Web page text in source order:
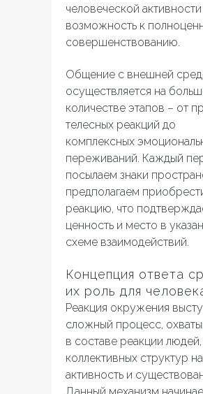
человеческой
возможность к
совершенствованию.
Общение с внешней
осуществляется на
количестве этапов – от
телесных реакций до
комплексных
переживаний. Каждый
посылаем знаки
предполагаем
реакцию, что
ценность и место в
схеме взаимодействий.
Концепция ответа
их роль для
Реакция окружения
сложный процесс,
в составе реакции
коллективных структур
активность и